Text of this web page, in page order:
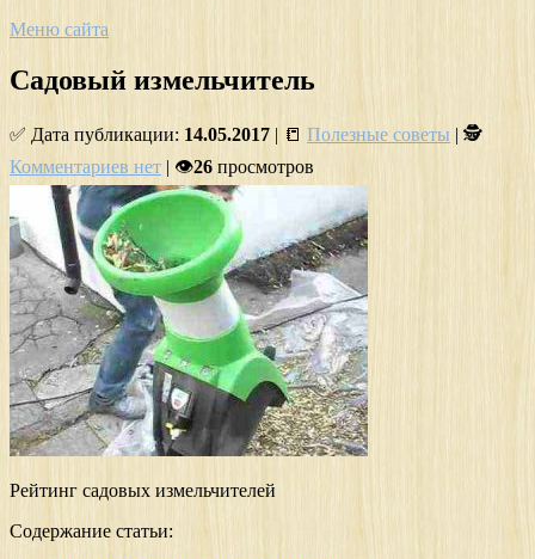
Меню сайта
Садовый измельчитель
✅ Дата публикации: 14.05.2017 | 📒 Полезные советы | 🕵
Комментариев нет | 👁26 просмотров
Рейтинг садовых измельчителей
Содержание статьи: